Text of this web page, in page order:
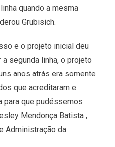
quando a mesma
Grubisich.
e o projeto inicial deu
segunda linha, o projeto
anos atrás era somente
que acreditaram e
para que pudéssemos
Mendonça Batista ,
Administração da